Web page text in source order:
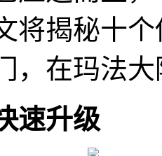
将揭秘十
，在玛法
速升级